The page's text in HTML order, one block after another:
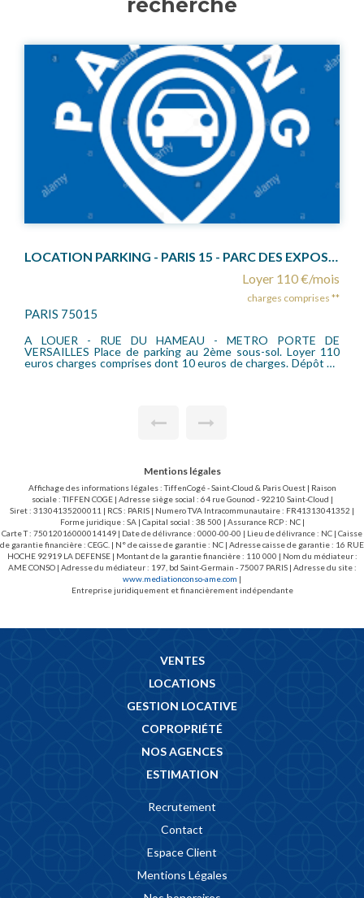
recherche
Location emplacement de parking en sous-sol
Loyer 85 €/mois
charges comprises **
SAINT CLOUD 92210
L'Agence TIFFENCOGE, vous propose à la location cet
emplacement de stationnement situé au au sous-sol du 9 rue
Pasteur à Saint-Cloud, dans un immeuble récent et sécurisé.
Mentions légales
Affichage des informations légales : TiffenCogé - Saint-Cloud & Paris Ouest | Raison
sociale : TIFFEN COGE | Adresse siège social : 64 rue Gounod - 92210 Saint-Cloud |
Siret : 31304135200011 | RCS : PARIS | Numero TVA Intracommunautaire : FR41313041352 |
Forme juridique : SA | Capital social : 38 500 | Assurance RCP : NC |
Carte T : 75012016000014149 | Date de délivrance : 0000-00-00 | Lieu de délivrance : NC | Caisse
de garantie financière : CEGC. | N° de caisse de garantie : NC | Adresse caisse de garantie : 16 RUE
HOCHE 92919 LA DEFENSE | Montant de la garantie financière : 110 000 | Nom du médiateur :
AME CONSO | Adresse du médiateur : 197, bd Saint-Germain - 75007 PARIS | Adresse du site :
www.mediationconso-ame.com |
Entreprise juridiquement et financièrement indépendante
VENTES
LOCATIONS
GESTION LOCATIVE
COPROPRIÉTÉ
NOS AGENCES
ESTIMATION
Recrutement
Contact
Espace Client
Mentions Légales